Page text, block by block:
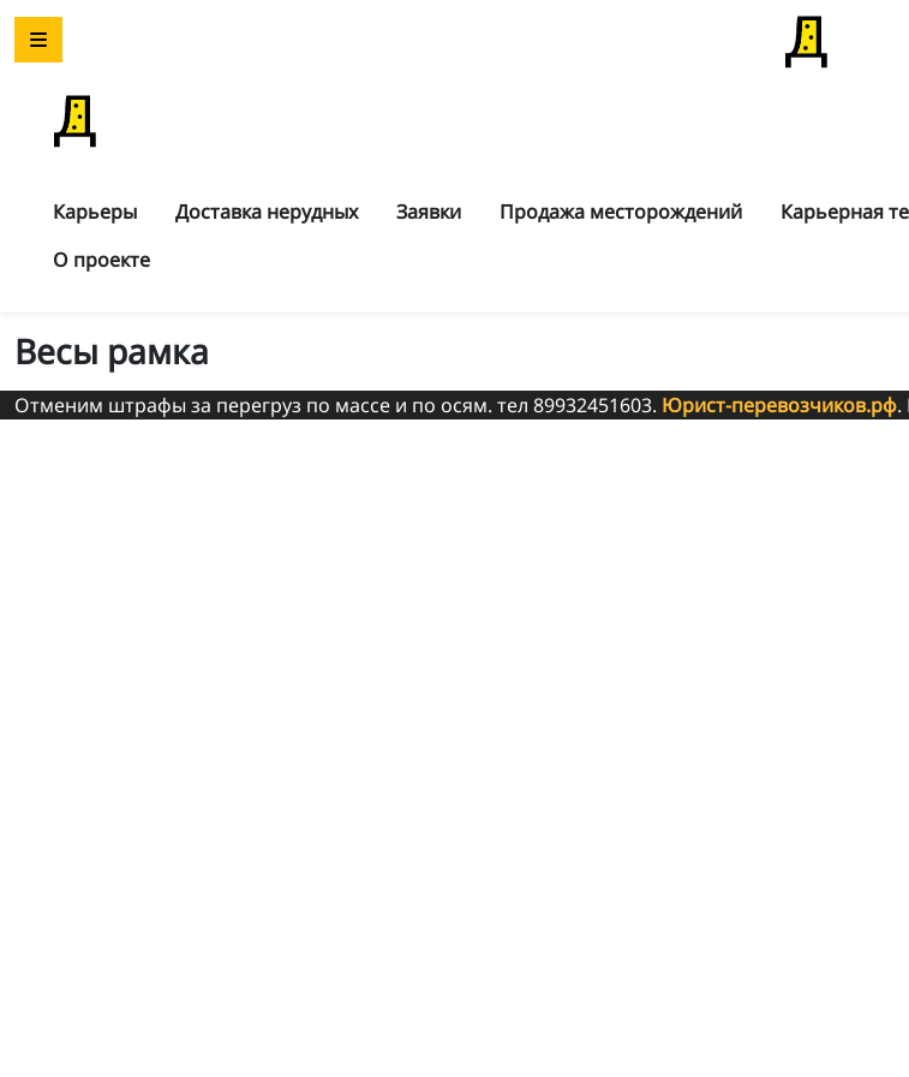
Карьеры Доставка нерудных Заявки Продажа месторождений Карьерная
О проекте
Весы рамка
Отменим штрафы за перегруз по массе и по осям. тел 89932451603. Юрист-перевозчиков.рф.